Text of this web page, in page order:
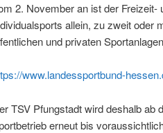
2. November an ist der
allein, zu zweit oder
und privaten
www.landessportbund-
TSV Pfungstadt wird deshalb ab
erneut bis